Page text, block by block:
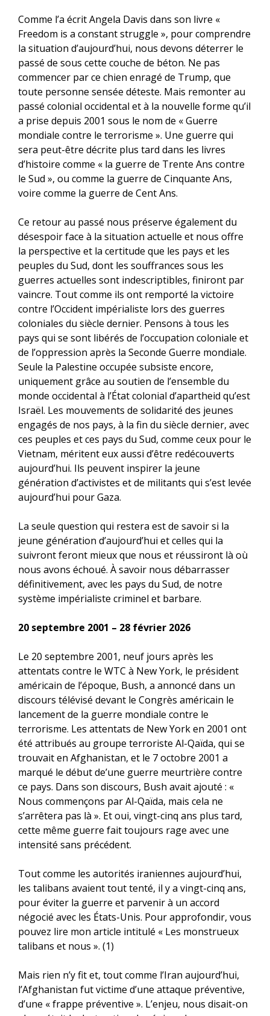
Comme l’a écrit Angela Davis dans son livre «
Freedom is a constant struggle », pour comprendre
la situation d’aujourd’hui, nous devons déterrer le
passé de sous cette couche de béton. Ne pas
commencer par ce chien enragé de Trump, que
toute personne sensée déteste. Mais remonter au
passé colonial occidental et à la nouvelle forme qu’il
a prise depuis 2001 sous le nom de « Guerre
mondiale contre le terrorisme ». Une guerre qui
sera peut-être décrite plus tard dans les livres
d’histoire comme « la guerre de Trente Ans contre
le Sud », ou comme la guerre de Cinquante Ans,
voire comme la guerre de Cent Ans.
Ce retour au passé nous préserve également du
désespoir face à la situation actuelle et nous offre
la perspective et la certitude que les pays et les
peuples du Sud, dont les souffrances sous les
guerres actuelles sont indescriptibles, finiront par
vaincre. Tout comme ils ont remporté la victoire
contre l’Occident impérialiste lors des guerres
coloniales du siècle dernier. Pensons à tous les
pays qui se sont libérés de l’occupation coloniale et
de l’oppression après la Seconde Guerre mondiale.
Seule la Palestine occupée subsiste encore,
uniquement grâce au soutien de l’ensemble du
monde occidental à l’État colonial d’apartheid qu’est
Israël. Les mouvements de solidarité des jeunes
engagés de nos pays, à la fin du siècle dernier, avec
ces peuples et ces pays du Sud, comme ceux pour le
Vietnam, méritent eux aussi d’être redécouverts
aujourd’hui. Ils peuvent inspirer la jeune
génération d’activistes et de militants qui s’est levée
aujourd’hui pour Gaza.
La seule question qui restera est de savoir si la
jeune génération d’aujourd’hui et celles qui la
suivront feront mieux que nous et réussiront là où
nous avons échoué. À savoir nous débarrasser
définitivement, avec les pays du Sud, de notre
système impérialiste criminel et barbare.
20 septembre 2001 – 28 février 2026
Le 20 septembre 2001, neuf jours après les
attentats contre le WTC à New York, le président
américain de l’époque, Bush, a annoncé dans un
discours télévisé devant le Congrès américain le
lancement de la guerre mondiale contre le
terrorisme. Les attentats de New York en 2001 ont
été attribués au groupe terroriste Al-Qaïda, qui se
trouvait en Afghanistan, et le 7 octobre 2001 a
marqué le début de’une guerre meurtrière contre
ce pays. Dans son discours, Bush avait ajouté : «
Nous commençons par Al-Qaïda, mais cela ne
s’arrêtera pas là ». Et oui, vingt-cinq ans plus tard,
cette même guerre fait toujours rage avec une
intensité sans précédent.
Tout comme les autorités iraniennes aujourd’hui,
les talibans avaient tout tenté, il y a vingt-cinq ans,
pour éviter la guerre et parvenir à un accord
négocié avec les États-Unis. Pour approfondir, vous
pouvez lire mon article intitulé « Les monstrueux
talibans et nous ». (1)
Mais rien n’y fit et, tout comme l’Iran aujourd’hui,
l’Afghanistan fut victime d’une attaque préventive,
d’une « frappe préventive ». L’enjeu, nous disait-on